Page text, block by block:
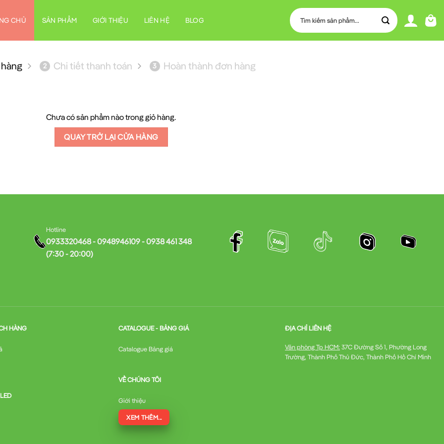
CHỦ SẢN PHẨM GIỚI THIỆU LIÊN HỆ BLOG
Tìm
kiếm:
2 Chi tiết thanh toán 3 Hoàn thành đơn hàng
Chưa có sản phẩm nào trong giỏ hàng.
QUAY TRỞ LẠI CỬA HÀNG
Hotline
0933320468 - 0948946109 - 0938 461 348
(7:30 - 20:00)
HÀNG CATALOGUE - BẢNG GIÁ
Catalogue Bảng giá
VỀ CHÚNG TÔI
Giới thiệu
XEM THÊM...
ĐỊA CHỈ LIÊN HỆ
Văn phòng Tp HCM:37C Đường Số 1, Phường Long
Trường, Thành Phố Thủ Đức, Thành Phố Hồ Chí Minh